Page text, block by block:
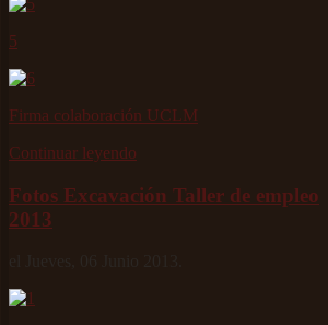
5
Firma colaboración UCLM
Continuar leyendo
Fotos Excavación Taller de empleo
2013